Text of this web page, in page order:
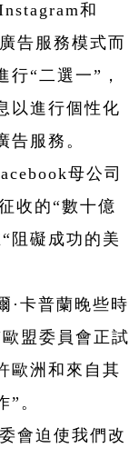
和
告服務模式而
“二選一”，
以進行個性化
告服務。
母公司
收的“數十億
阻礙成功的美
·卡普蘭晚些時
盟委員會正試
歐洲和來自其
。
會迫使我們改